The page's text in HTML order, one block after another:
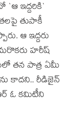
ఇద్ద‌రికి`
తుపాకీ
ఆ ఇద్ద‌రు
మ‌రొక‌రు హ‌రీష్
త‌న పాత్ర ఏమీ
కాద‌ని.. రీడిజైన్
ఓ క‌మిటీని